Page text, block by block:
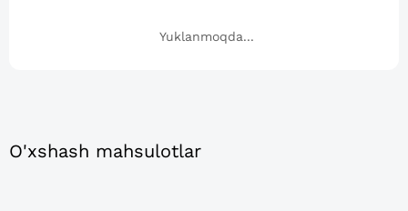
Yuklanmoqda...
O'xshash mahsulotlar